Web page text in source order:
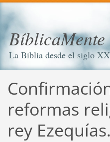
BíblicaMente
La Biblia desde el siglo
reformas
rey Ezequías.